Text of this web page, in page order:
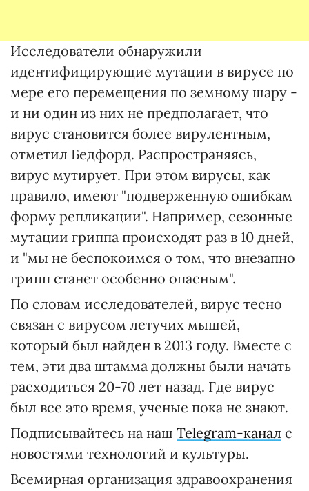
Исследователи обнаружили
идентифицирующие мутации в вирусе по
мере его перемещения по земному шару -
и ни один из них не предполагает, что
вирус становится более вирулентным,
отметил Бедфорд. Распространяясь,
вирус мутирует. При этом вирусы, как
правило, имеют "подверженную ошибкам
форму репликации". Например, сезонные
мутации гриппа происходят раз в 10 дней,
и "мы не беспокоимся о том, что внезапно
грипп станет особенно опасным".
По словам исследователей, вирус тесно
связан с вирусом летучих мышей,
который был найден в 2013 году. Вместе с
тем, эти два штамма должны были начать
расходиться 20-70 лет назад. Где вирус
был все это время, ученые пока не знают.
Подписывайтесь на наш Telegram-канал с
новостями технологий и культуры.
Всемирная организация здравоохранения